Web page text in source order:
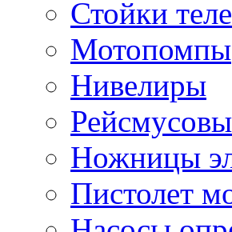
Стойки
Мотопомпы
Нивелиры
Ножницы
Пистолет